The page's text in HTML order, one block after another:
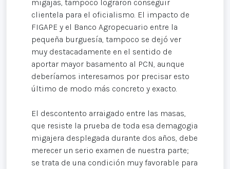
migajas, tampoco lograron conseguir
clientela para el oficialismo. El impacto de
FIGAPE y el Banco Agropecuario entre la
pequeña burguesía, tampoco se dejó ver
muy destacadamente en el sentido de
aportar mayor basamento al PCN, aunque
deberíamos interesamos por precisar esto
último de modo más concreto y exacto.
El descontento arraigado entre las masas,
que resiste la prueba de toda esa demagogia
migajera desplegada durante dos años, debe
merecer un serio examen de nuestra parte;
se trata de una condición muy favorable para